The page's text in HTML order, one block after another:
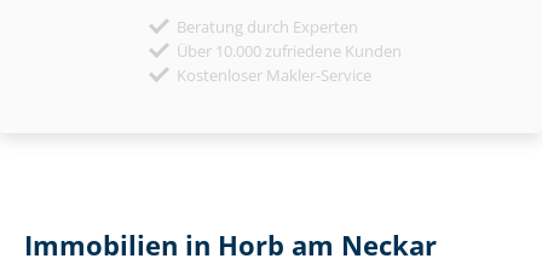
Beratung durch Experten
Über 10.000 zufriedene Kunden
Kostenloser Makler-Service
Immobilien in Horb am Neckar